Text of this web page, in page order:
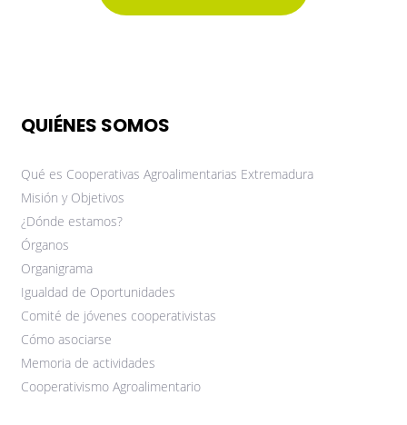
QUIÉNES SOMOS
Qué es Cooperativas Agroalimentarias Extremadura
Misión y Objetivos
¿Dónde estamos?
Órganos
Organigrama
Igualdad de Oportunidades
Comité de jóvenes cooperativistas
Cómo asociarse
Memoria de actividades
Cooperativismo Agroalimentario